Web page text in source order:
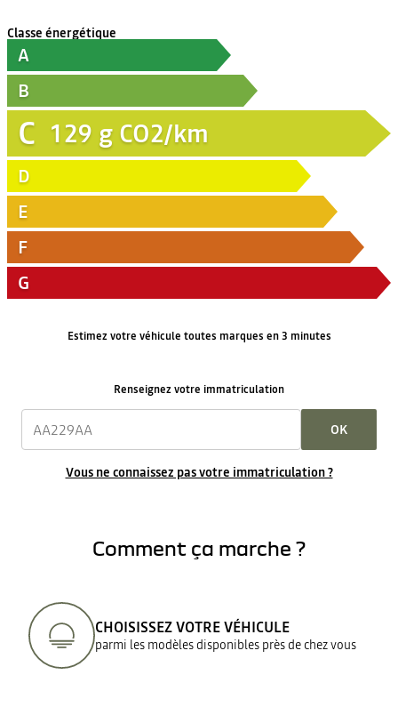
Classe énergétique
A
B
C 129 g CO2/km
D
E
F
G
Estimez votre véhicule toutes marques en 3 minutes
Renseignez votre immatriculation
OK
Vous ne connaissez pas votre immatriculation ?
Comment ça marche ?
CHOISISSEZ VOTRE VÉHICULE
parmi les modèles disponibles près de chez vous